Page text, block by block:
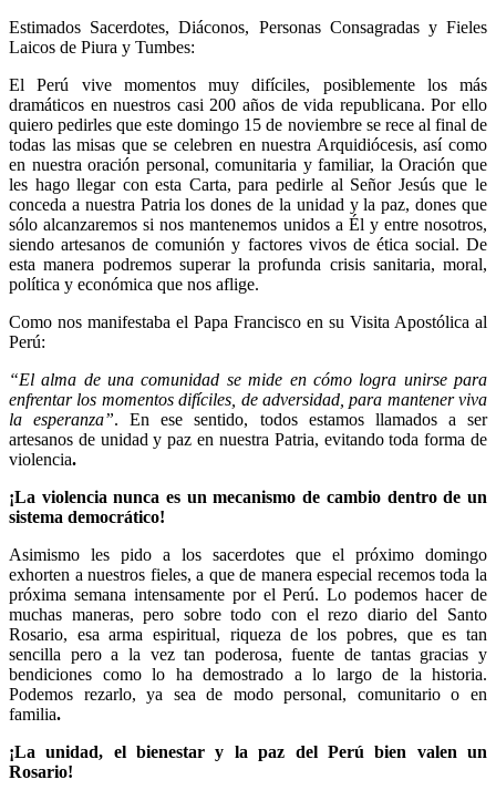
Estimados Sacerdotes, Diáconos, Personas Consagradas y Fieles
Laicos de Piura y Tumbes:
El Perú vive momentos muy difíciles, posiblemente los más
dramáticos en nuestros casi 200 años de vida republicana. Por ello
quiero pedirles que este domingo 15 de noviembre se rece al final de
todas las misas que se celebren en nuestra Arquidiócesis, así como
en nuestra oración personal, comunitaria y familiar, la Oración que
les hago llegar con esta Carta, para pedirle al Señor Jesús que le
conceda a nuestra Patria los dones de la unidad y la paz, dones que
sólo alcanzaremos si nos mantenemos unidos a Él y entre nosotros,
siendo artesanos de comunión y factores vivos de ética social. De
esta manera podremos superar la profunda crisis sanitaria, moral,
política y económica que nos aflige.
Como nos manifestaba el Papa Francisco en su Visita Apostólica al
Perú:
“El alma de una comunidad se mide en cómo logra unirse para
enfrentar los momentos difíciles, de adversidad, para mantener viva
la esperanza”. En ese sentido, todos estamos llamados a ser
artesanos de unidad y paz en nuestra Patria, evitando toda forma de
violencia.
¡La violencia nunca es un mecanismo de cambio dentro de un
sistema democrático!
Asimismo les pido a los sacerdotes que el próximo domingo
exhorten a nuestros fieles, a que de manera especial recemos toda la
próxima semana intensamente por el Perú. Lo podemos hacer de
muchas maneras, pero sobre todo con el rezo diario del Santo
Rosario, esa arma espiritual, riqueza de los pobres, que es tan
sencilla pero a la vez tan poderosa, fuente de tantas gracias y
bendiciones como lo ha demostrado a lo largo de la historia.
Podemos rezarlo, ya sea de modo personal, comunitario o en
familia.
¡La unidad, el bienestar y la paz del Perú bien valen un
Rosario!